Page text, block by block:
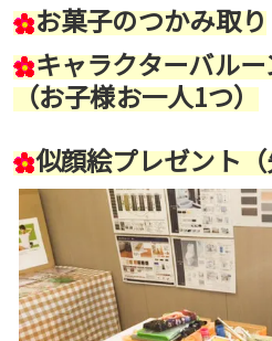
お菓子のつかみ取り
キャラクターバル
（お子様お一人1つ）
似顔絵プレゼント